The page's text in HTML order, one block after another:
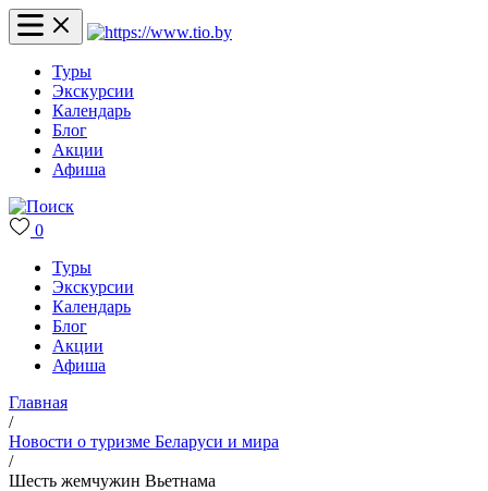
Туры
Экскурсии
Календарь
Блог
Акции
Афиша
0
Туры
Экскурсии
Календарь
Блог
Акции
Афиша
Главная
/
Новости о туризме Беларуси и мира
/
Шесть жемчужин Вьетнама